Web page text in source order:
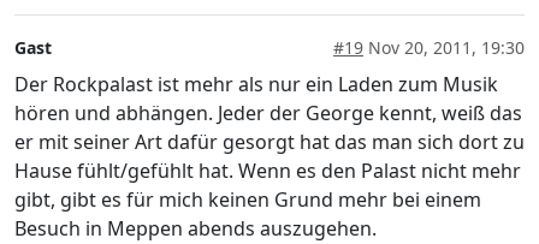
Gast #19 Nov 20, 2011, 19:30
Der Rockpalast ist mehr als nur ein Laden zum Musik
hören und abhängen. Jeder der George kennt, weiß das
er mit seiner Art dafür gesorgt hat das man sich dort zu
Hause fühlt/gefühlt hat. Wenn es den Palast nicht mehr
gibt, gibt es für mich keinen Grund mehr bei einem
Besuch in Meppen abends auszugehen.